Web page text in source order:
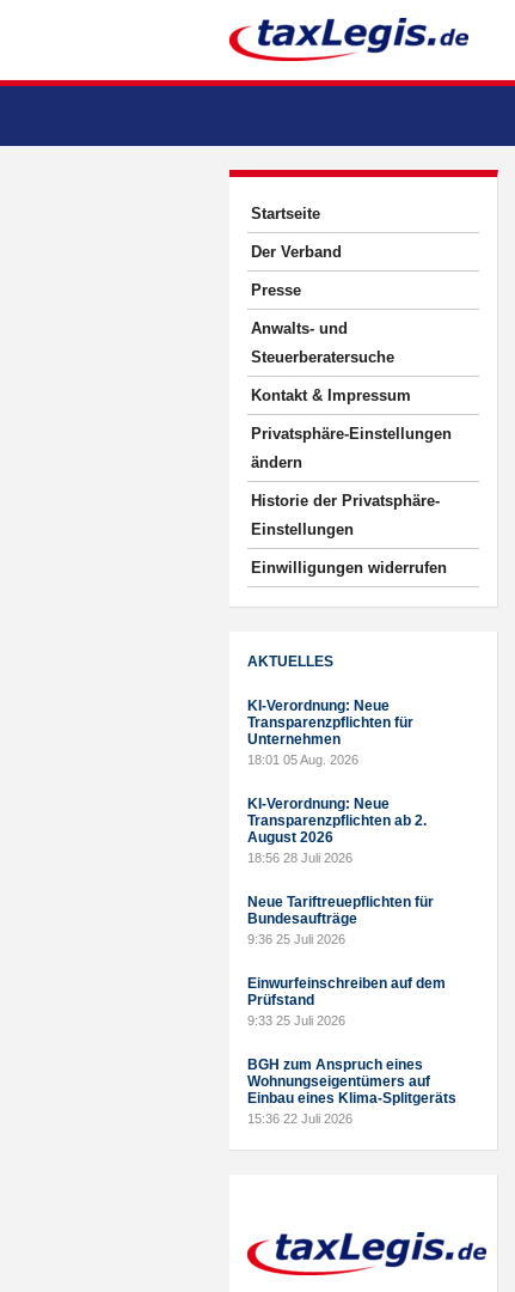
Startseite
Der Verband
Presse
Anwalts- und
Steuerberatersuche
Kontakt & Impressum
Privatsphäre-Einstellungen
ändern
Historie der Privatsphäre-
Einstellungen
Einwilligungen widerrufen
AKTUELLES
KI-Verordnung: Neue
Transparenzpflichten für
Unternehmen
18:01 05 Aug. 2026
KI-Verordnung: Neue
Transparenzpflichten ab 2.
August 2026
18:56 28 Juli 2026
Neue Tariftreuepflichten für
Bundesaufträge
9:36 25 Juli 2026
Einwurfeinschreiben auf dem
Prüfstand
9:33 25 Juli 2026
BGH zum Anspruch eines
Wohnungseigentümers auf
Einbau eines Klima-Splitgeräts
15:36 22 Juli 2026